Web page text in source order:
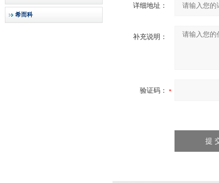
希而科
详细地址：
补充说明：
验证码：